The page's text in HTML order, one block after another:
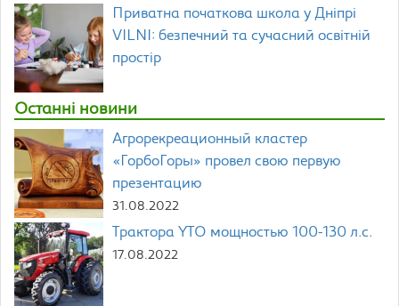
Приватна початкова школа у Дніпрі
VILNI: безпечний та сучасний освітній
простір
Останні новини
Агрорекреационный кластер
«ГорбоГоры» провел свою первую
презентацию
31.08.2022
Трактора YTO мощностью 100-130 л.с.
17.08.2022